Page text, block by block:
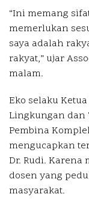
“Ini memang
memerlukan
saya adalah
rakyat,” ujar
malam.
Eko selaku
Lingkungan dan
Pembina
mengucapkan
Dr. Rudi. Karena
dosen yang
masyarakat.